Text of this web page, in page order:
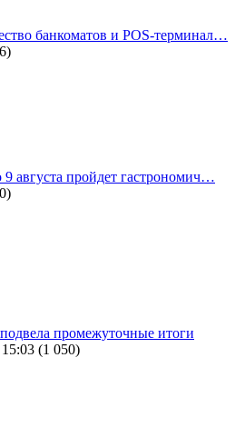
банкоматов и POS-терминал…
августа пройдет гастрономич…
промежуточные итоги
(1 050)